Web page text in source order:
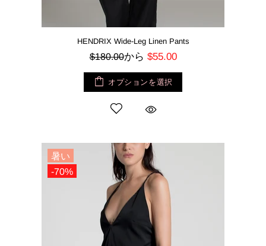
HENDRIX Wide-Leg Linen Pants
$180.00から $55.00
オプションを選択
暑い
-70%